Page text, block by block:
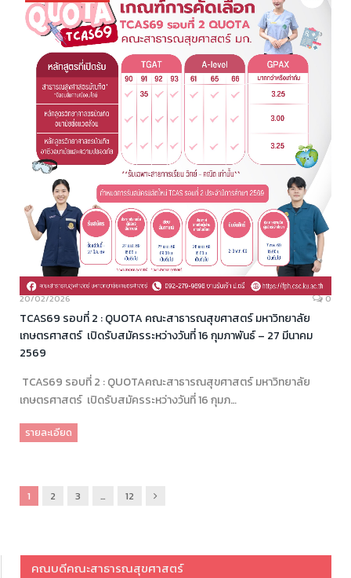
20/02/2026 0
TCAS69 รอบที่ 2 : QUOTA คณะสาธารณสุขศาสตร์ มหาวิทยาลัย
เกษตรศาสตร์ เปิดรับสมัครระหว่างวันที่ 16 กุมภาพันธ์ – 27 มีนาคม
2569
TCAS69 รอบที่ 2 : QUOTAคณะสาธารณสุขศาสตร์ มหาวิทยาลัย
เกษตรศาสตร์ เปิดรับสมัครระหว่างวันที่ 16 กุมภ…
รายละเอียด
1 2 3 … 12
ถัด
คณบดีคณะสาธารณสุขศาสตร์